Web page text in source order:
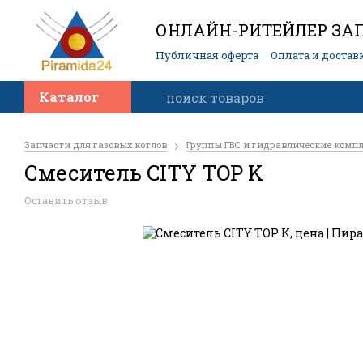
ОНЛАЙН-РИТЕЙЛЕР
Публичная оферта
Оплата и
Каталог
Запчасти для газовых котлов Группы ГВС и гидравлические
Смеситель CITY TOP K
Оставить отзыв